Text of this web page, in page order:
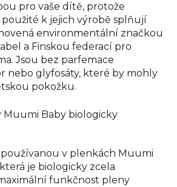
pro vaše dítě, protože
k jejich výrobě splňují
environmentální značkou
a Finskou federací pro
Jsou bez parfemace
nebo glyfosáty, které by mohly
pokožku.
Muumi Baby biologicky
v plenkách Muumi
je biologicky zcela
funkčnost pleny